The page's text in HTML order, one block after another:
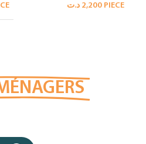
2,200 د.ت PIECE